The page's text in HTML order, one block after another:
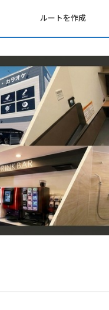
ルートを作成